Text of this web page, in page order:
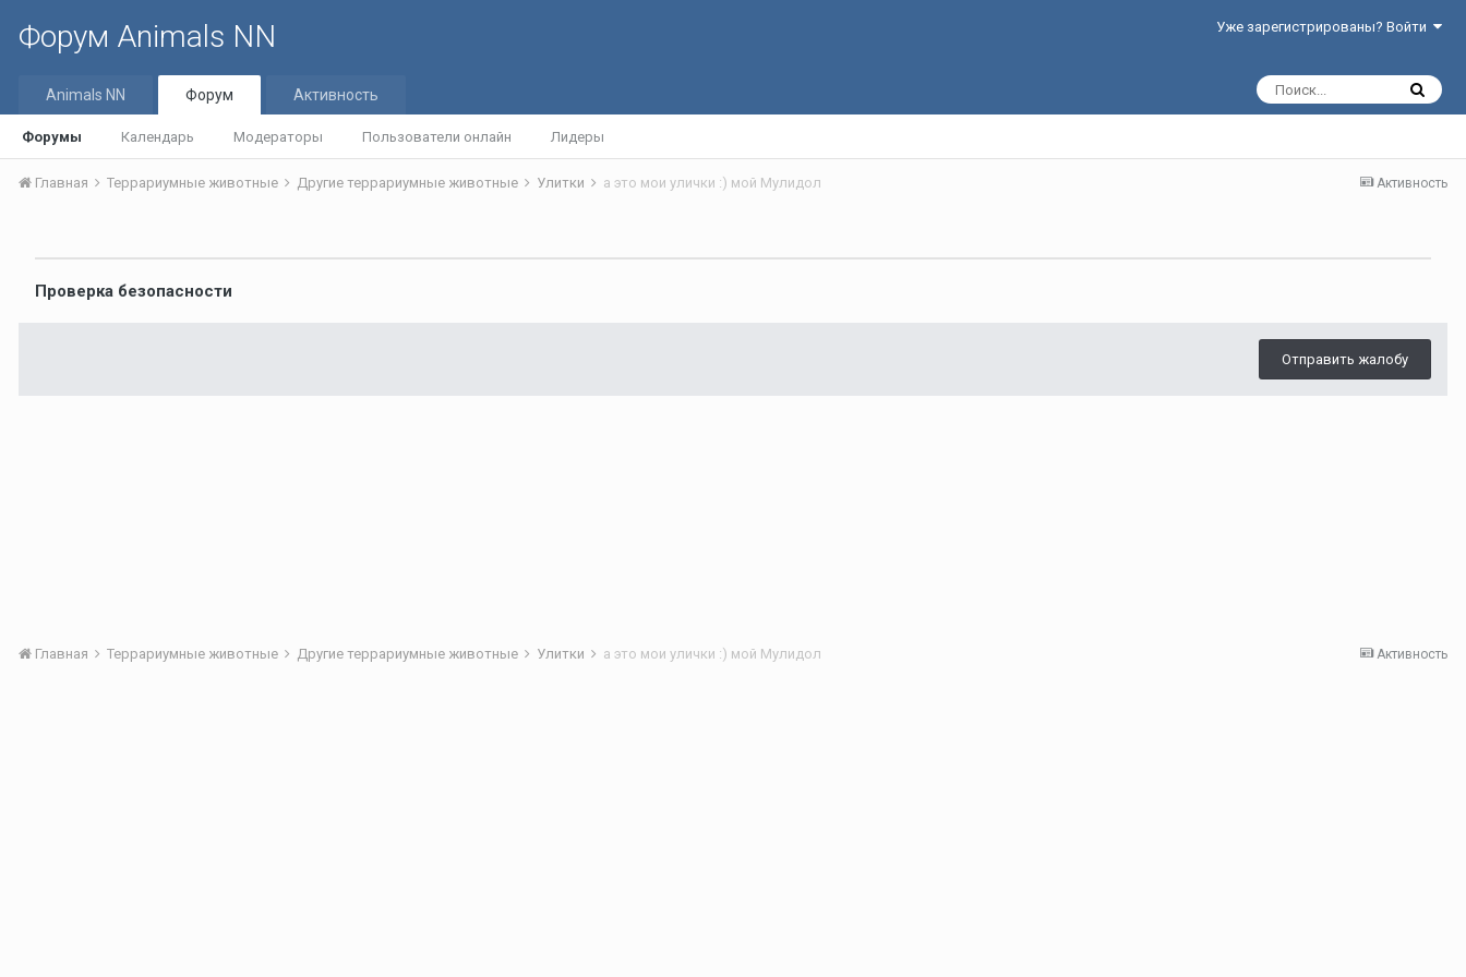
Форум Animals NN Уже зарегистрированы? Войти
Animals NN Форум
Форумы Календарь Модераторы Пользователи онлайн Лидеры
Активность
Активность
Главная Террариумные животные Другие террариумные животные Улитки а это мои улички :) мой Мулидол
Проверка безопасности
Отправить жалобу
Активность
Главная Террариумные животные Другие террариумные животные Улитки а это мои улички :) мой Мулидол